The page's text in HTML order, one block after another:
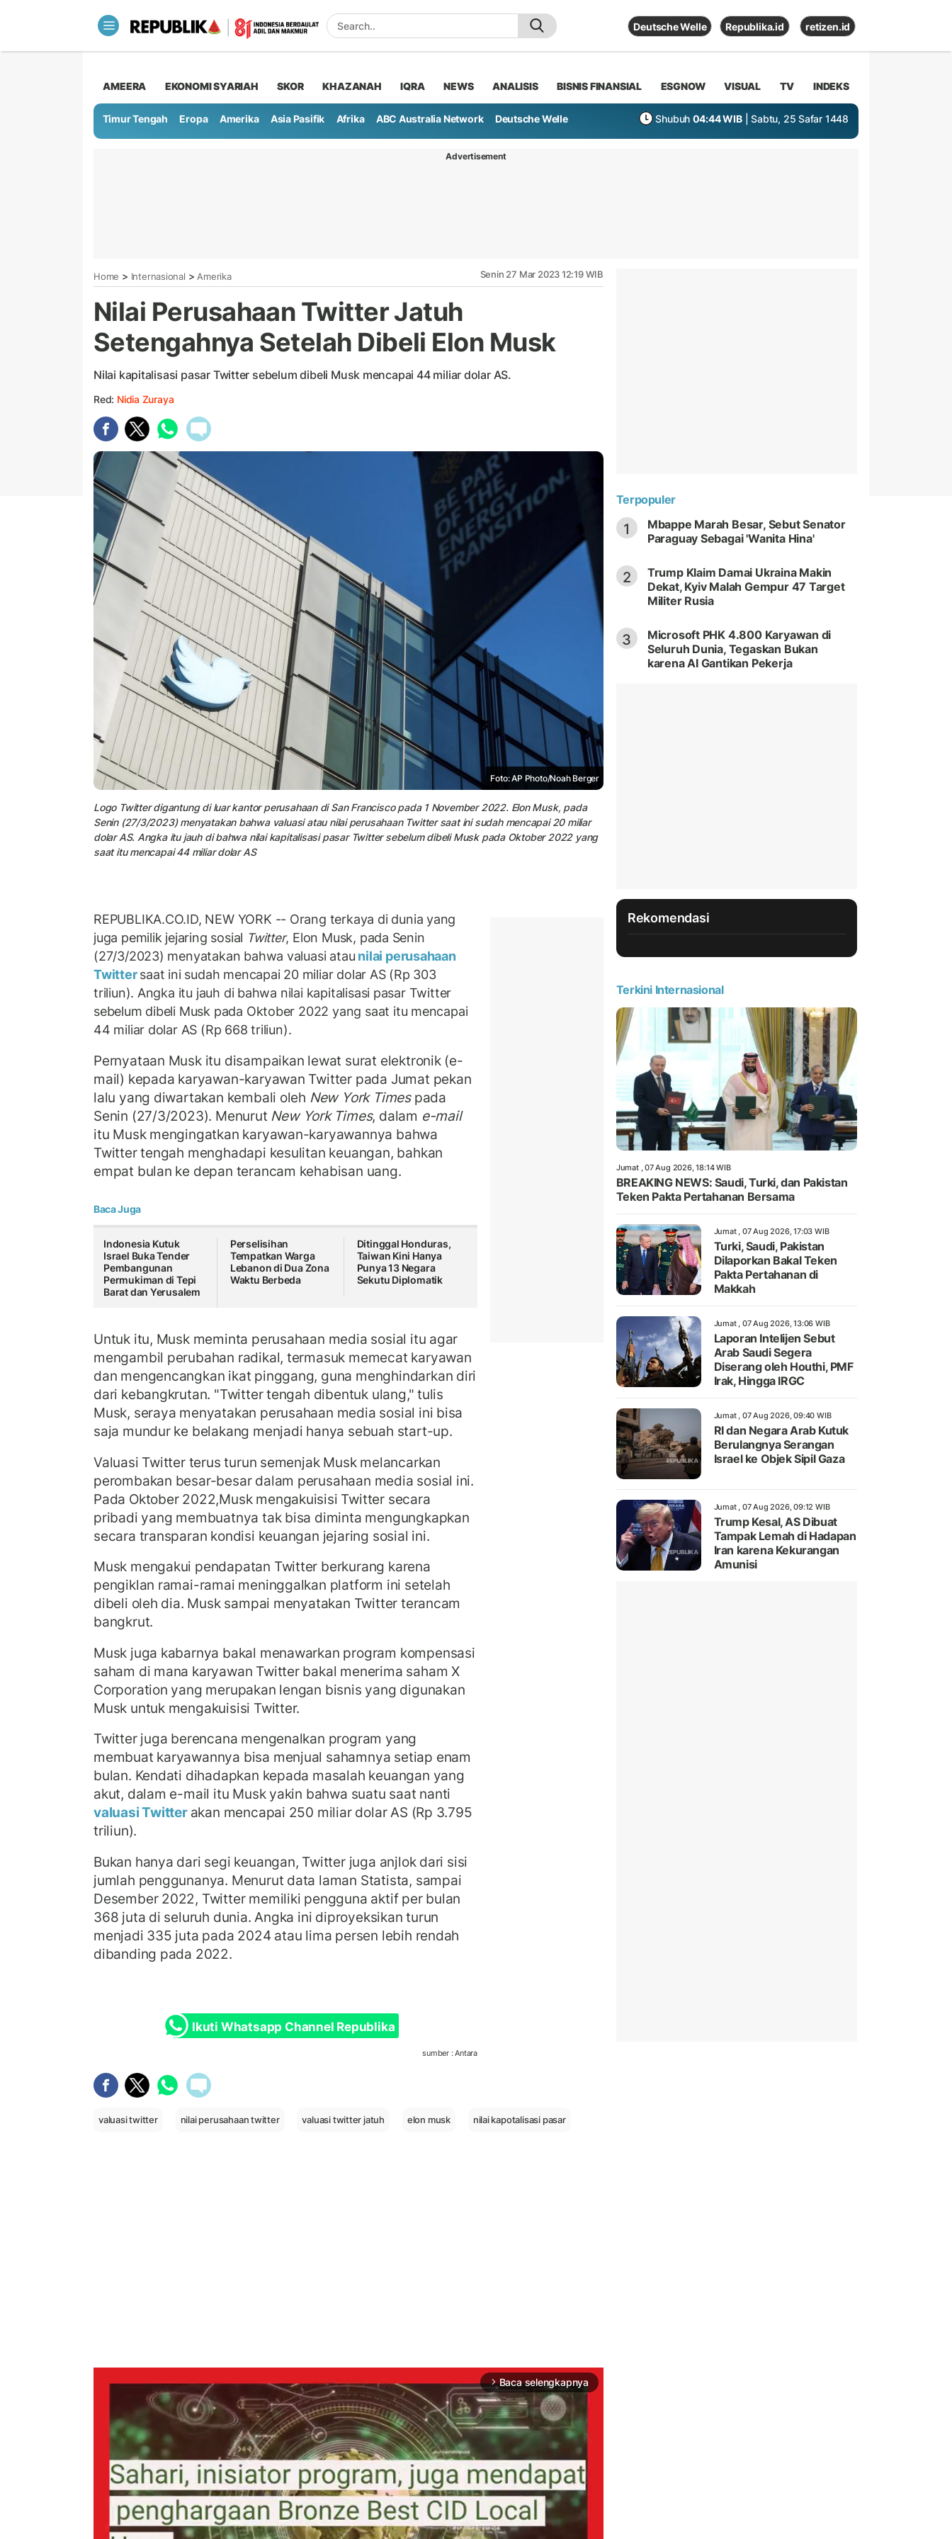
Deutsche Welle Republika.id retizen.id
AMEERA EKONOMI SYARIAH SKOR KHAZANAH IQRA NEWS ANALISIS BISNIS FINANSIAL ESGNOW VISUAL TV INDEKS
Timur Tengah Eropa Amerika Asia Pasifik Afrika ABC Australia Network Deutsche Welle Shubuh 04:44 WIB | Sabtu, 25 Safar 1448
Advertisement
Home > Internasional > Amerika Senin 27 Mar 2023 12:19 WIB
Nilai Perusahaan Twitter Jatuh
Setengahnya Setelah Dibeli Elon Musk
Nilai kapitalisasi pasar Twitter sebelum dibeli Musk mencapai 44 miliar dolar AS.
Red: Nidia Zuraya
Foto: AP Photo/Noah Berger
Logo Twitter digantung di luar kantor perusahaan di San Francisco pada 1 November 2022. Elon Musk, pada
Senin (27/3/2023) menyatakan bahwa valuasi atau nilai perusahaan Twitter saat ini sudah mencapai 20 miliar
dolar AS. Angka itu jauh di bahwa nilai kapitalisasi pasar Twitter sebelum dibeli Musk pada Oktober 2022 yang
saat itu mencapai 44 miliar dolar AS
REPUBLIKA.CO.ID, NEW YORK -- Orang terkaya di dunia yang
juga pemilik jejaring sosial Twitter, Elon Musk, pada Senin
(27/3/2023) menyatakan bahwa valuasi atau nilai perusahaan
Twittersaat ini sudah mencapai 20 miliar dolar AS (Rp 303
triliun). Angka itu jauh di bahwa nilai kapitalisasi pasar Twitter
sebelum dibeli Musk pada Oktober 2022 yang saat itu mencapai
44 miliar dolar AS (Rp 668 triliun).
Pernyataan Musk itu disampaikan lewat surat elektronik (e-
mail) kepada karyawan-karyawan Twitter pada Jumat pekan
lalu yang diwartakan kembali oleh New York Timespada
Senin (27/3/2023). Menurut New York Times, dalam e-mail
itu Musk mengingatkan karyawan-karyawannya bahwa
Twitter tengah menghadapi kesulitan keuangan, bahkan
empat bulan ke depan terancam kehabisan uang.
Baca Juga
Indonesia Kutuk
Israel Buka Tender
Pembangunan
Permukiman di Tepi
Barat dan Yerusalem
Perselisihan
Tempatkan Warga
Lebanon di Dua Zona
Waktu Berbeda
Ditinggal Honduras,
Taiwan Kini Hanya
Punya 13 Negara
Sekutu Diplomatik
Untuk itu, Musk meminta perusahaan media sosial itu agar
mengambil perubahan radikal, termasuk memecat karyawan
dan mengencangkan ikat pinggang, guna menghindarkan diri
dari kebangkrutan. "Twitter tengah dibentuk ulang," tulis
Musk, seraya menyatakan perusahaan media sosial ini bisa
saja mundur ke belakang menjadi hanya sebuah start-up.
Valuasi Twitter terus turun semenjak Musk melancarkan
perombakan besar-besar dalam perusahaan media sosial ini.
Pada Oktober 2022,Musk mengakuisisi Twitter secara
pribadi yang membuatnya tak bisa diminta mengungkapkan
secara transparan kondisi keuangan jejaring sosial ini.
Musk mengakui pendapatan Twitter berkurang karena
pengiklan ramai-ramai meninggalkan platform ini setelah
dibeli oleh dia. Musk sampai menyatakan Twitter terancam
bangkrut.
Musk juga kabarnya bakal menawarkan program kompensasi
saham di mana karyawan Twitter bakal menerima saham X
Corporation yang merupakan lengan bisnis yang digunakan
Musk untuk mengakuisisi Twitter.
Twitter juga berencana mengenalkan program yang
membuat karyawannya bisa menjual sahamnya setiap enam
bulan. Kendati dihadapkan kepada masalah keuangan yang
akut, dalam e-mail itu Musk yakin bahwa suatu saat nanti
valuasi Twitter akan mencapai 250 miliar dolar AS (Rp 3.795
triliun).
Bukan hanya dari segi keuangan, Twitter juga anjlok dari sisi
jumlah penggunanya. Menurut data laman Statista, sampai
Desember 2022, Twitter memiliki pengguna aktif per bulan
368 juta di seluruh dunia. Angka ini diproyeksikan turun
menjadi 335 juta pada 2024 atau lima persen lebih rendah
dibanding pada 2022.
Ikuti Whatsapp Channel Republika
sumber : Antara
valuasi twitter nilai perusahaan twitter valuasi twitter jatuh elon musk nilai kapotalisasi pasar
arrow_forward_ios Baca selengkapnya
Terpopuler
1
Mbappe Marah Besar, Sebut Senator
Paraguay Sebagai 'Wanita Hina'
2
Trump Klaim Damai Ukraina Makin
Dekat, Kyiv Malah Gempur 47 Target
Militer Rusia
3
Microsoft PHK 4.800 Karyawan di
Seluruh Dunia, Tegaskan Bukan
karena AI Gantikan Pekerja
Rekomendasi
Terkini Internasional
Jumat , 07 Aug 2026, 18:14 WIB
BREAKING NEWS: Saudi, Turki, dan Pakistan
Teken Pakta Pertahanan Bersama
Jumat , 07 Aug 2026, 17:03 WIB
Turki, Saudi, Pakistan
Dilaporkan Bakal Teken
Pakta Pertahanan di
Makkah
Jumat , 07 Aug 2026, 13:06 WIB
Laporan Intelijen Sebut
Arab Saudi Segera
Diserang oleh Houthi, PMF
Irak, Hingga IRGC
Jumat , 07 Aug 2026, 09:40 WIB
RI dan Negara Arab Kutuk
Berulangnya Serangan
Israel ke Objek Sipil Gaza
Jumat , 07 Aug 2026, 09:12 WIB
Trump Kesal, AS Dibuat
Tampak Lemah di Hadapan
Iran karena Kekurangan
Amunisi